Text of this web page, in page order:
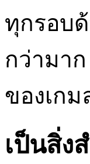
ทุกรอบ
กว่ามา
ของเกม
เป็นสิ่ง